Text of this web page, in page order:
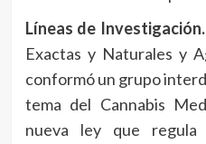
Líneas de Investigación.
Exactas y Naturales y
conformó un grupo
tema del Cannabis
nueva ley que